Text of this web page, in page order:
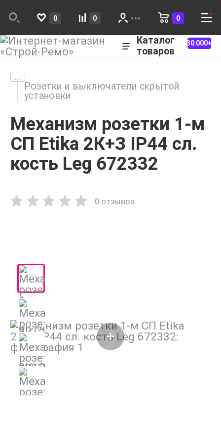
0 0 0
Каталог
товаров
30 000+
Розетки и выключатели скрытой
установки
Механизм розетки 1-м
СП Etika 2К+З IP44 сл.
кость Leg 672332
0 отзывов